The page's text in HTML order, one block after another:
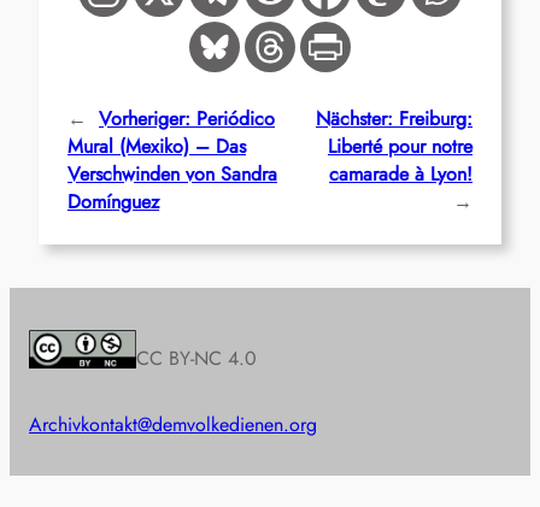
← Vorheriger: Periódico
Mural (Mexiko) – Das
Verschwinden von Sandra
Domínguez
Nächster: Freiburg:
Liberté pour notre
camarade à Lyon!
→
CC BY-NC 4.0
Archivkontakt@demvolkedienen.org